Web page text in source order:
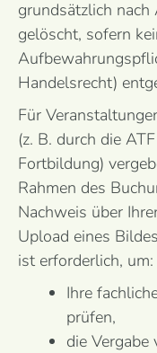
grundsätzlich
gelöscht, sofern
Handelsrecht)
Für
(z. B. durch die
Fortbildung)
Rahmen des
Nachweis über
Upload eines
ist erforderlich, um:
Ihre
prüfen,
die